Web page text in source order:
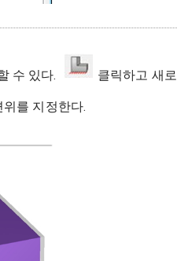
수 있다. 클릭하고 새로
를 지정한다.